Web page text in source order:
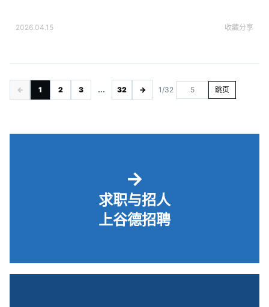
2026.04.15 收藏分享
← 1 2 3 ... 32 → 1/32 跳页
→
求职与招人
上谷德招聘